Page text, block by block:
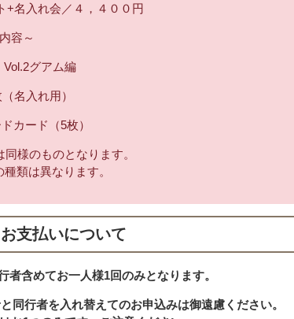
+名入れ会／４，４００円
容～
Vol.2グアム編
名入れ用）
カード（5枚）
様のものとなります。
類は異なります。
支払いについて
含めてお一人様1回のみとなります。
同行者を入れ替えてのお申込みは御遠慮ください。